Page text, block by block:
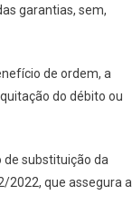
garantias, sem,
de ordem, a
do débito ou
de substituição da
2022, que assegura a